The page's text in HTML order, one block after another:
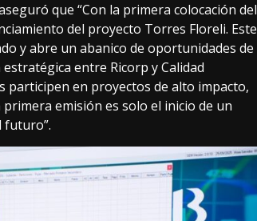
que “Con la primera colocación del
del proyecto Torres Floreli. Este
y abre un abanico de oportunidades de
entre Ricorp y Calidad
participen en proyectos de alto impacto,
emisión es solo el inicio de un
futuro”.